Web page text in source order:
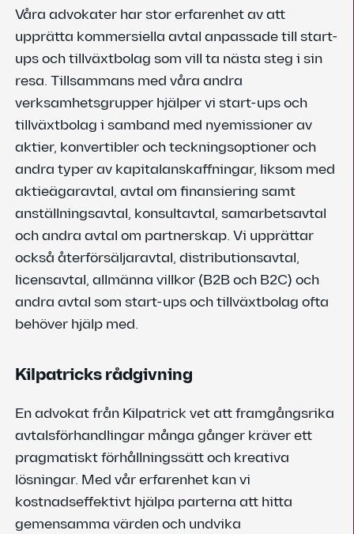
Våra advokater har stor erfarenhet av att
upprätta kommersiella avtal anpassade till start-
ups och tillväxtbolag som vill ta nästa steg i sin
resa. Tillsammans med våra andra
verksamhetsgrupper hjälper vi start-ups och
tillväxtbolag i samband med nyemissioner av
aktier, konvertibler och teckningsoptioner och
andra typer av kapitalanskaffningar, liksom med
aktieägaravtal, avtal om finansiering samt
anställningsavtal, konsultavtal, samarbetsavtal
och andra avtal om partnerskap. Vi upprättar
också återförsäljaravtal, distributionsavtal,
licensavtal, allmänna villkor (B2B och B2C) och
andra avtal som start-ups och tillväxtbolag ofta
behöver hjälp med.
Kilpatricks rådgivning
En advokat från Kilpatrick vet att framgångsrika
avtalsförhandlingar många gånger kräver ett
pragmatiskt förhållningssätt och kreativa
lösningar. Med vår erfarenhet kan vi
kostnadseffektivt hjälpa parterna att hitta
gemensamma värden och undvika